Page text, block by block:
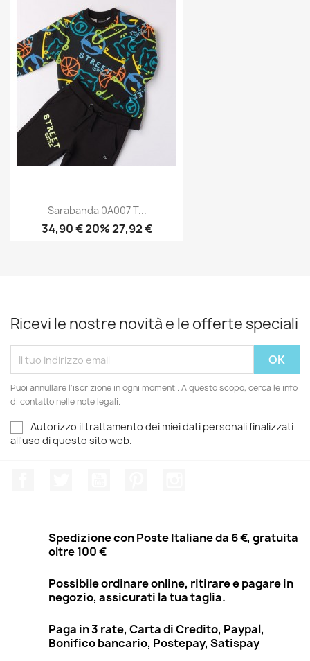
Sarabanda 0A007 T...
34,90 €20% 27,92 €
Ricevi le nostre novità e le offerte speciali
Puoi annullare l'iscrizione in ogni momenti. A questo scopo, cerca le info
di contatto nelle note legali.
Autorizzo il trattamento dei miei dati personali finalizzati
all'uso di questo sito web.
Spedizione con Poste Italiane da 6 €, gratuita
oltre 100 €
Possibile ordinare online, ritirare e pagare in
negozio, assicurati la tua taglia.
Paga in 3 rate, Carta di Credito, Paypal,
Bonifico bancario, Postepay, Satispay